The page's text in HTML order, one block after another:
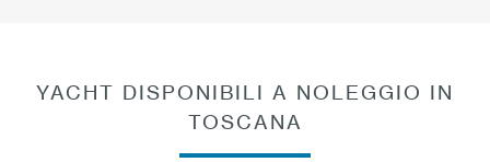
YACHT DISPONIBILI A NOLEGGIO IN
TOSCANA